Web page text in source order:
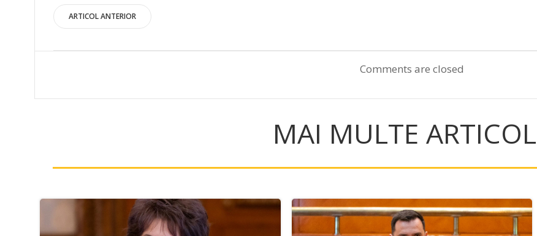
Post
navigation
ARTICOL ANTERIOR
Comments are closed
MAI MULTE